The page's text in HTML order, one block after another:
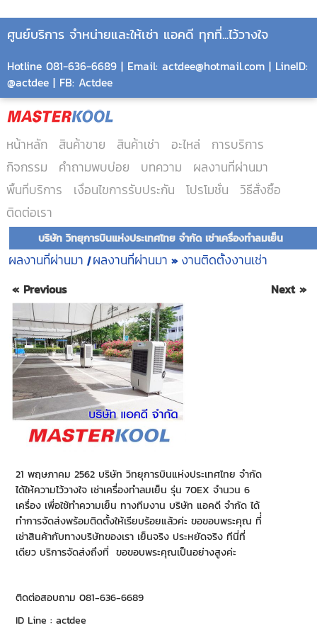
ศูนย์บริการ จำหน่ายและให้เช่า แอคดี ทุกที่...ไว้วางใจ
Hotline 081-636-6689 | Email: actdee@hotmail.com | LineID:
@actdee | FB: Actdee
หน้าหลัก สินค้าขาย สินค้าเช่า อะไหล่
การบริการ
กิจกรรม
คำถามพบบ่อย บทความ
ผลงานที่ผ่านมา
พื้นที่บริการ
เงื่อนไขการรับประกัน โปรโมชั่น
วิธีสั่งซื้อ
ติดต่อเรา
บริษัท วิทยุการบินแห่งประเทศไทย จำกัด เช่าเครื่องทำลมเย็น
ผลงานที่ผ่านมา | ผลงานที่ผ่านมา » งานติดตั้งงานเช่า
« Previous Next »
21 พฤษภาคม 2562 บริษัท วิทยุการบินแห่งประเทศไทย จำกัด
ได้ให้ความไว้วางใจ เช่าเครื่องทำลมเย็น รุ่น 70EX จำนวน 6
เครื่อง เพื่อใช้ทำความเย็น ทางทีมงาน บริษัท แอคดี จำกัด ได้
ทำการจัดส่งพร้อมติดตั้งให้เรียบร้อยแล้วค่ะ ขอขอบพระคุณ ที่่
เช่าสินค้ากับทางบริษัทของเรา เย็นจริง ประหยัดจริง ทีนี่ที่
เดียว บริการจัดส่งถึงที่ ขอขอบพระคุณเป็นอย่างสูงค่ะ
ติดต่อสอบถาม 081-636-6689
ID Line : actdee